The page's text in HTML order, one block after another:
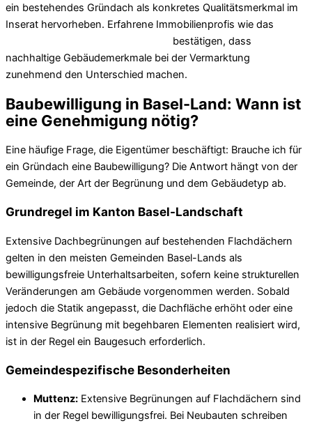
ein bestehendes Gründach als konkretes Qualitätsmerkmal im
Inserat hervorheben. Erfahrene Immobilienprofis wie das
bestätigen, dass
nachhaltige Gebäudemerkmale bei der Vermarktung
zunehmend den Unterschied machen.
Baubewilligung in Basel-Land: Wann ist
eine Genehmigung nötig?
Eine häufige Frage, die Eigentümer beschäftigt: Brauche ich für
ein Gründach eine Baubewilligung? Die Antwort hängt von der
Gemeinde, der Art der Begrünung und dem Gebäudetyp ab.
Grundregel im Kanton Basel-Landschaft
Extensive Dachbegrünungen auf bestehenden Flachdächern
gelten in den meisten Gemeinden Basel-Lands als
bewilligungsfreie Unterhaltsarbeiten, sofern keine strukturellen
Veränderungen am Gebäude vorgenommen werden. Sobald
jedoch die Statik angepasst, die Dachfläche erhöht oder eine
intensive Begrünung mit begehbaren Elementen realisiert wird,
ist in der Regel ein Baugesuch erforderlich.
Gemeindespezifische Besonderheiten
Muttenz: Extensive Begrünungen auf Flachdächern sind
in der Regel bewilligungsfrei. Bei Neubauten schreiben